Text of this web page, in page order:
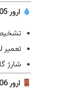
ارور E05 یخچال آرچلیک – نشتی گاز
تعمیر
شارژ
ارور E06 یخچال آرچلیک – خطای درب